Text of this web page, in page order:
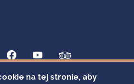
na tej stronie, aby